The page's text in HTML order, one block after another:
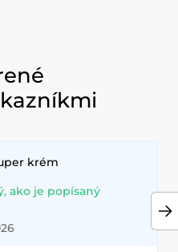
ktoré vám
po celý deň. Pridajte do
kvality a pohodlia.
krém
ako je popísaný